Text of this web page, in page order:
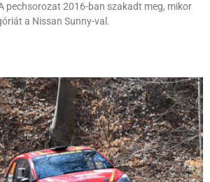
pechsorozat 2016-ban szakadt meg, mikor
a Nissan Sunny-val.